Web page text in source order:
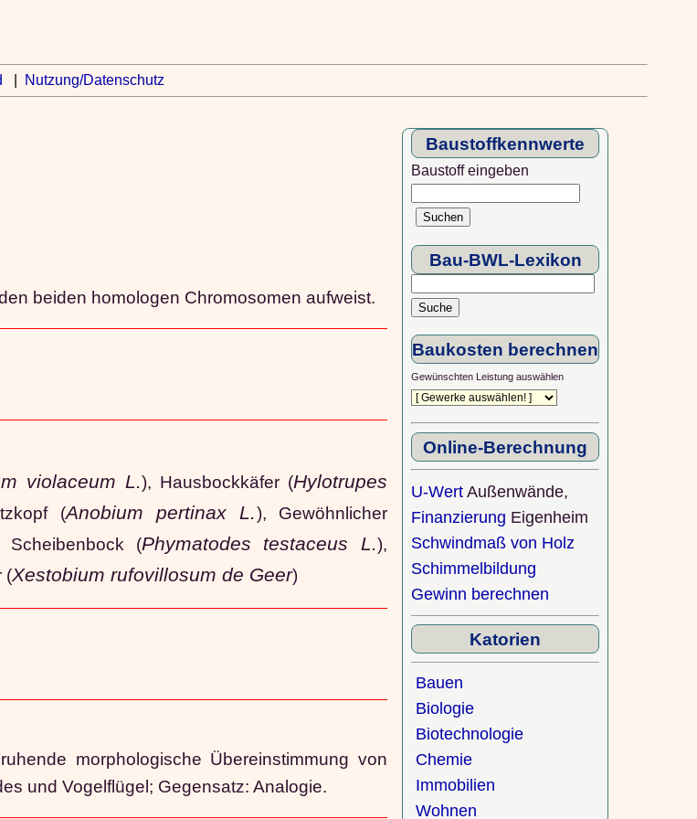
Nutzung/Datenschutz
beiden homologen Chromosomen aufweist.
violaceum L.), Hausbockkäfer (Hylotrupes
(Anobium pertinax L.), Gewöhnlicher
Scheibenbock (Phymatodes testaceus L.),
(Xestobium rufovillosum de Geer)
morphologische Übereinstimmung von
und Vogelflügel; Gegensatz: Analogie.
Baustoffkennwerte
Baustoff eingeben
Bau-BWL-Lexikon
Baukosten berechnen
Gewünschten Leistung auswählen
Online-Berechnung
U-Wert Außenwände,
Finanzierung Eigenheim
Schwindmaß von Holz
Schimmelbildung
Gewinn berechnen
Katorien
Bauen
Biologie
Biotechnologie
Chemie
Immobilien
Wohnen